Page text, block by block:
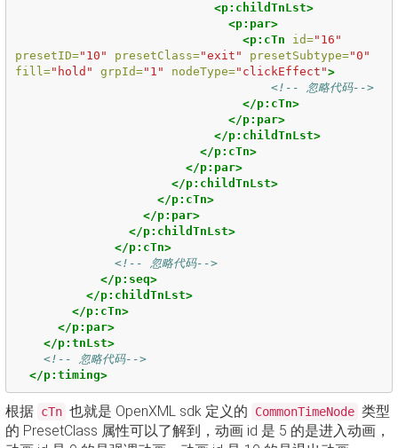
<p:childTnLst>
<p:par>
<p:cTn
id="16"
presetID="10" presetClass="exit" presetSubtype="0"
fill="hold" grpId="1" nodeType="clickEffect">
<!-- 忽略代码-->
</p:cTn>
</p:par>
</p:childTnLst>
</p:cTn>
</p:par>
</p:childTnLst>
</p:cTn>
</p:par>
</p:childTnLst>
</p:cTn>
<!-- 忽略代码-->
</p:seq>
</p:childTnLst>
</p:cTn>
</p:par>
</p:tnLst>
<!-- 忽略代码-->
</p:timing>
根据 cTn 也就是 OpenXML sdk 定义的 CommonTimeNode 类型
的 PresetClass 属性可以了解到，动画 id 是 5 的是进入动画，